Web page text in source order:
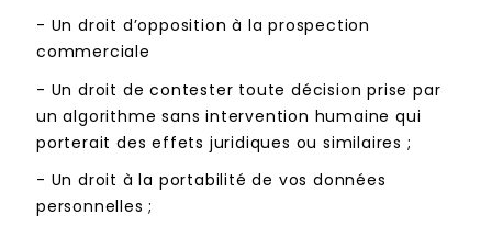
- Un droit d’opposition à la prospection
commerciale
- Un droit de contester toute décision prise par
un algorithme sans intervention humaine qui
porterait des effets juridiques ou similaires ;
- Un droit à la portabilité de vos données
personnelles ;